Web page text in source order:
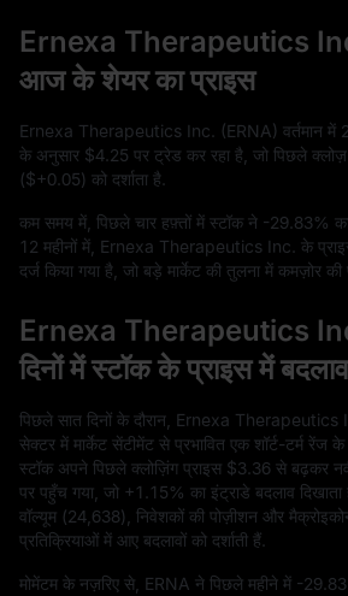
Ernexa Therapeutics
आज के शेयर का प्राइस
Ernexa Therapeutics Inc. (ERNA) वर्तमान में
के अनुसार $4.25 पर ट्रेड कर रहा है, जो पिछले
($+0.05) को दर्शाता है.
कम समय में, पिछले चार हफ़्तों में स्टॉक ने -29.83%
12 महीनों में, Ernexa Therapeutics Inc. के
दर्ज किया गया है, जो बड़े मार्केट की तुलना में कमज़ोर की
Ernexa Therapeutics
दिनों में स्टॉक के प्राइस में बदलाव
पिछले सात दिनों के दौरान, Ernexa Therapeutics
सेक्टर में मार्केट सेंटीमेंट से प्रभावित एक शॉर्ट-टर्म रेंज
स्टॉक अपने पिछले क्लोज़िंग प्राइस $3.36 से बढ़कर
पर पहुँच गया, जो +1.15% का इंट्राडे बदलाव
वॉल्यूम (24,638), निवेशकों की पोज़ीशन और
प्रतिक्रियाओं में आए बदलावों को दर्शाती हैं.
मोमेंटम के नज़रिए से, ERNA ने पिछले महीने में -